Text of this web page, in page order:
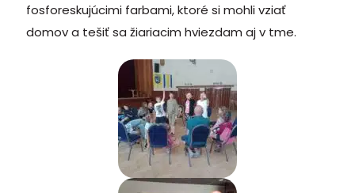
fosforeskujúcimi farbami, ktoré si mohli vziať
domov a tešiť sa žiariacim hviezdam aj v tme.